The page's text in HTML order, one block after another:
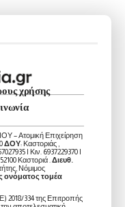
χρήσης
– Ατομική Επιχείρηση
ΔΟΥ: Καστοριάς ,
| Κιν. 6937229370 |
Καστοριά . Διευθ.
Νόμιμος
ονόματος τομέα
334 της Επιτροπής